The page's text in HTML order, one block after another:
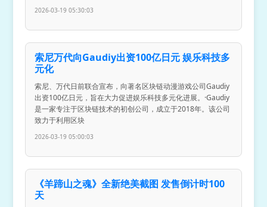
2026-03-19 05:30:03
索尼万代向Gaudiy出资100亿日元 娱乐科技多
元化
索尼、万代日前联合宣布，向著名区块链动漫游戏公司Gaudiy
出资100亿日元，旨在大力促进娱乐科技多元化进展。·‌Gaudiy‌
是一家专注于区块链技术的初创公司，成立于2018年。该公司
致力于利用区块
2026-03-19 05:00:03
《羊蹄山之魂》全新绝美截图 发售倒计时100
天